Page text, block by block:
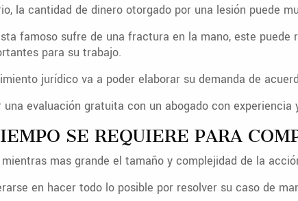
la cantidad de dinero otorgado por una lesión puede
famoso sufre de una fractura en la mano, este
para su trabajo.
jurídico va a poder elaborar su demanda de
una evaluación gratuita con un abogado con
SE REQUIERE PARA
mas grande el tamaño y complejidad de la
en hacer todo lo posible por resolver su caso de